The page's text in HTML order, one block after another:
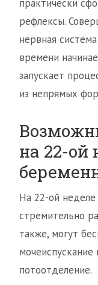
практически
рефлексы.
нервная
времени
запускает
из непрямых
на 22-ой
На 22-ой
стремительно
также, могут
потоотделение.